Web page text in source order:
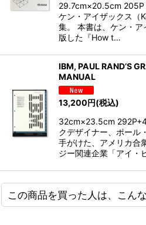
29.7cm×20.5cm 205P
ケン・アイザックス（
集。 本書は、ケン・
版した『How t…
IBM, PAUL RAND’S
MANUAL
13,200円(税込)
32cm×23.5cm
クデザイナー、ポール
手がけた、アメリカ合
ジー関連企業「アイ・
この商品を買った人は、こん